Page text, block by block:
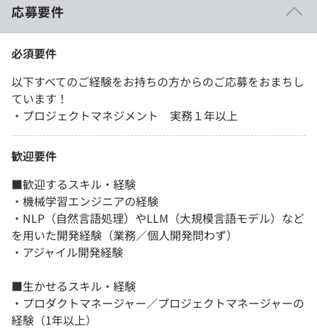
応募要件
必須要件
以下すべてのご経験をお持ちの方からのご応募をおまちし
ています！
・プロジェクトマネジメント 実務１年以上
歓迎要件
■歓迎するスキル・経験
・機械学習エンジニアの経験
・NLP（自然言語処理）やLLM（大規模言語モデル）など
を用いた開発経験（業務／個人開発問わず）
・アジャイル開発経験
■生かせるスキル・経験
・プロダクトマネージャー／プロジェクトマネージャーの
経験（1年以上）